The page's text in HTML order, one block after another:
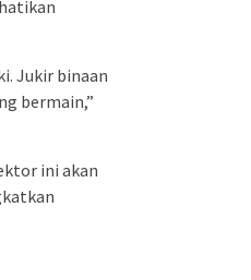
Jukir binaan
bermain,”
ini akan